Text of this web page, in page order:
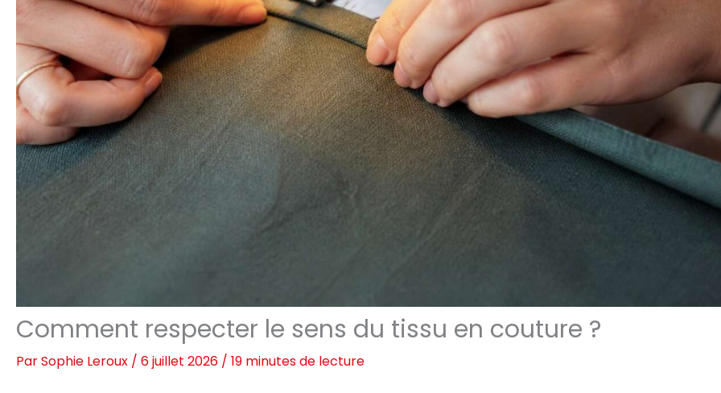
Comment respecter le sens du tissu en couture ?
ParSophie Leroux / 6 juillet 2026 / 19 minutes de lecture